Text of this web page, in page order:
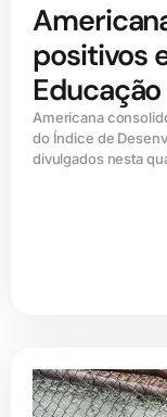
positivos
Educação
Americana
do Índice de
divulgados nesta